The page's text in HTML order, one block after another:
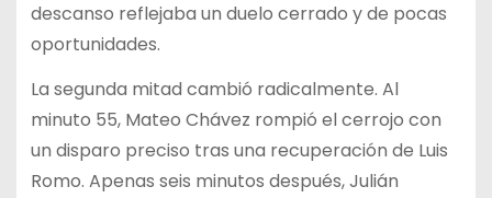
descanso reflejaba un duelo cerrado y de pocas
oportunidades.
La segunda mitad cambió radicalmente. Al
minuto 55, Mateo Chávez rompió el cerrojo con
un disparo preciso tras una recuperación de Luis
Romo. Apenas seis minutos después, Julián